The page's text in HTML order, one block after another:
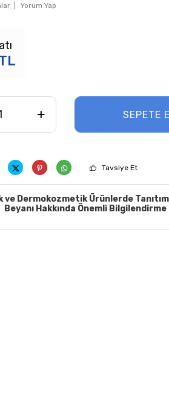
|
Yorum Yap
SEPETE
Tavsiye Et
ve Dermokozmetik Ürünlerde Tanıtım
Beyanı Hakkında Önemli Bilgilendirme